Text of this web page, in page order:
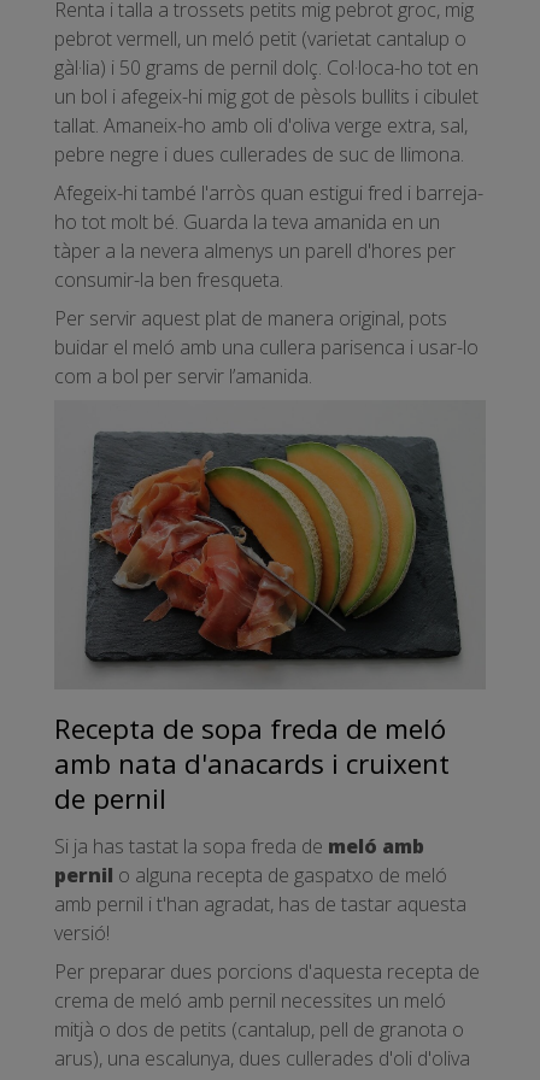
Renta i talla a trossets petits mig pebrot groc, mig
pebrot vermell, un meló petit (varietat cantalup o
gàl·lia) i 50 grams de pernil dolç. Col·loca-ho tot en
un bol i afegeix-hi mig got de pèsols bullits i cibulet
tallat. Amaneix-ho amb oli d'oliva verge extra, sal,
pebre negre i dues cullerades de suc de llimona.
Afegeix-hi també l'arròs quan estigui fred i barreja-
ho tot molt bé. Guarda la teva amanida en un
tàper a la nevera almenys un parell d'hores per
consumir-la ben fresqueta.
Per servir aquest plat de manera original, pots
buidar el meló amb una cullera parisenca i usar-lo
com a bol per servir l’amanida.
Recepta de sopa freda de meló
amb nata d'anacards i cruixent
de pernil
Si ja has tastat la sopa freda de meló amb
pernil o alguna recepta de gaspatxo de meló
amb pernil i t'han agradat, has de tastar aquesta
versió!
Per preparar dues porcions d'aquesta recepta de
crema de meló amb pernil necessites un meló
mitjà o dos de petits (cantalup, pell de granota o
arus), una escalunya, dues cullerades d'oli d'oliva